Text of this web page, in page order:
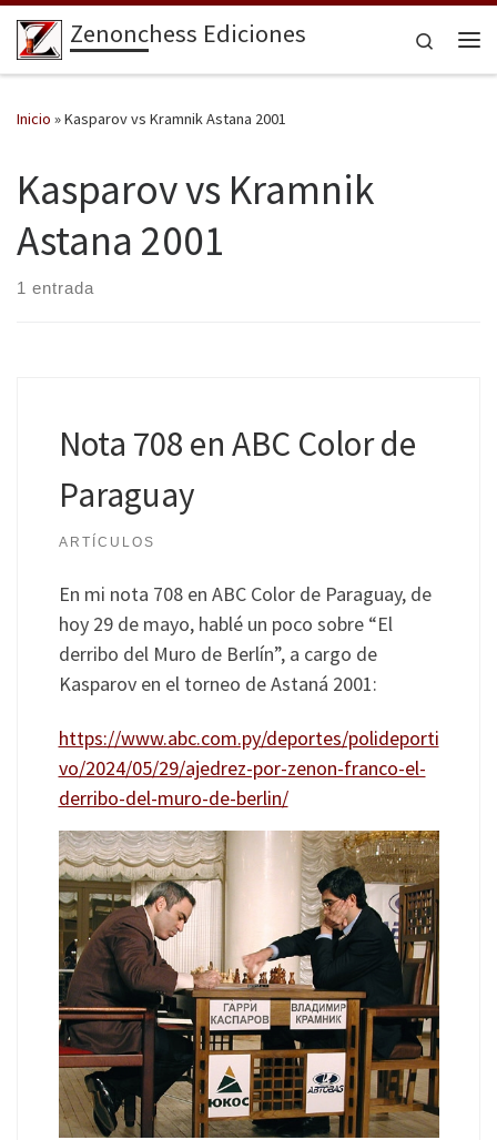
Saltar al contenido
Zenonchess Ediciones
Search
Inicio »Kasparov vs Kramnik Astana 2001
Kasparov vs Kramnik
Astana 2001
1 entrada
Nota 708 en ABC Color de
Paraguay
ARTÍCULOS
En mi nota 708 en ABC Color de Paraguay, de
hoy 29 de mayo, hablé un poco sobre “El
derribo del Muro de Berlín”, a cargo de
Kasparov en el torneo de Astaná 2001:
https://www.abc.com.py/deportes/polideporti
vo/2024/05/29/ajedrez-por-zenon-franco-el-
derribo-del-muro-de-berlin/